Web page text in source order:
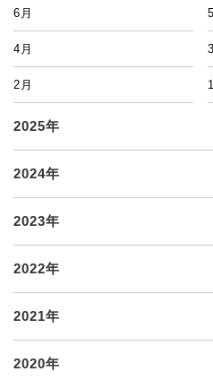
6月
4月
2月
2025年
2024年
2023年
2022年
2021年
2020年